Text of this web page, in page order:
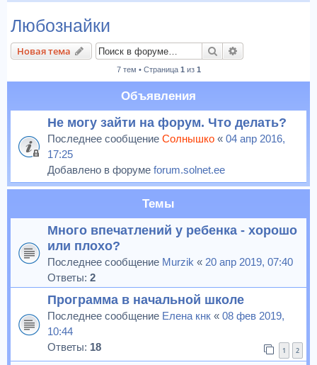
к
Любознайки
Новая тема Поиск
7 тем • Страница 1 из 1
Объявления
Не могу зайти на форум. Что делать?
Последнее сообщение Солнышко « 04 апр 2016,
17:25
Добавлено в форуме forum.solnet.ee
Темы
Много впечатлений у ребенка - хорошо
или плохо?
Последнее сообщение Murzik « 20 апр 2019, 07:40
Ответы: 2
Программа в начальной школе
Последнее сообщение Елена кнк « 08 фев 2019,
10:44
Ответы: 18 1 2